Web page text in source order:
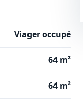
Viager occupé
64 m²
64 m²